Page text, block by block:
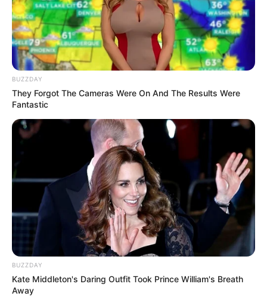
Bukan Karena Tak Cinta Tangan diatas
BUZZDAY
They Forgot The Cameras Were On And The Results Were
Fantastic
BUZZDAY
Kate Middleton's Daring Outfit Took Prince William's Breath
Away